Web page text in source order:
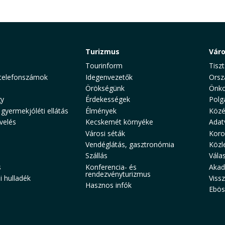
ellátás
hulladék
Turizmus
Tourinform
Idegenvezetők
Örökségünk
Érdekességek
Élmények
Kecskemét környéke
Városi séták
Vendéglátás, gasztronómia
Szállás
Konferencia- és
rendezvényturizmus
Hasznos infók